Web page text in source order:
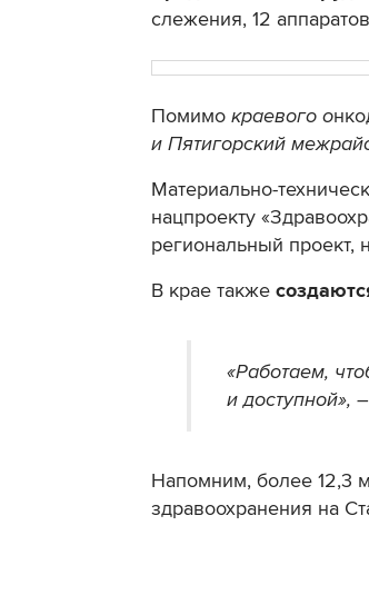
слежения, 12
Помимо краевого о
и Пятигорский
Материально-
нацпроекту
региональный проект,
В крае также
«Работаем,
и доступной»,
Напомним, более 12,3
здравоохранения на